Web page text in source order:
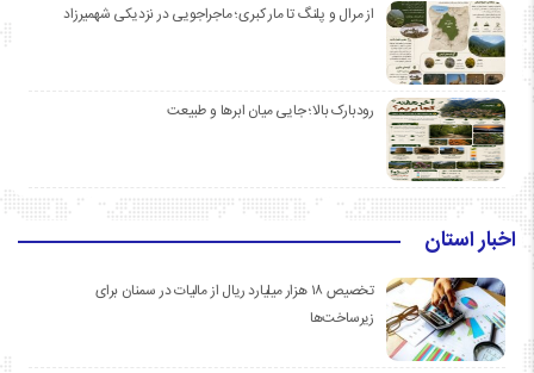
از مرال و پلنگ تا مار کبری؛ ماجراجویی در نزدیکی شهمیرزاد
رودبارک بالا؛ جایی میان ابرها و طبیعت
اخبار استان
تخصیص ۱۸ هزار میلیارد ریال از مالیات در سمنان برای
زیرساخت‌ها